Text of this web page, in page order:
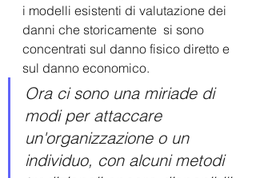
i modelli esistenti di valutazione dei
danni che storicamente  si sono
concentrati sul danno fisico diretto e
sul danno economico.
Ora ci sono una miriade di
modi per attaccare
un'organizzazione o un
individuo, con alcuni metodi